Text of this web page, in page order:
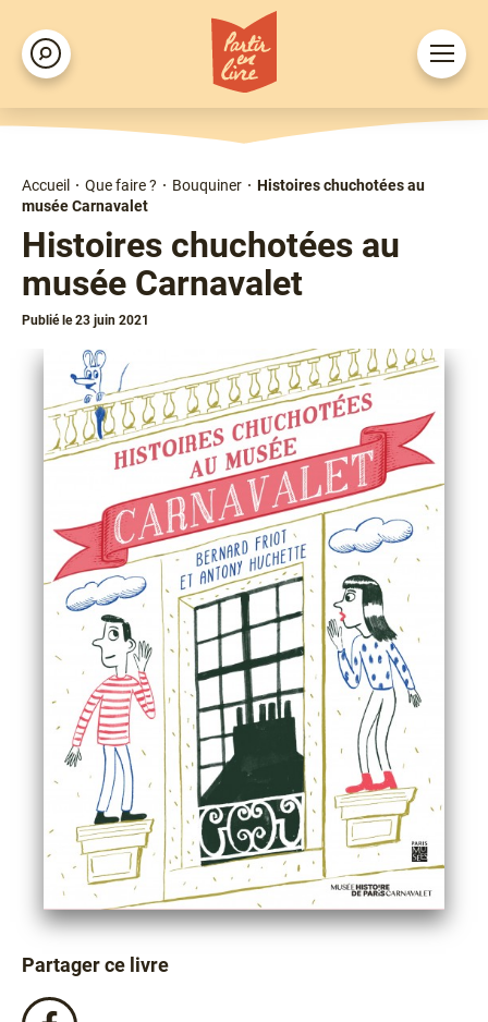
Aller
au
contenu
principal
Rechercher
Ouvrir
le
d'Ariane
Accueil Que faire ? Bouquiner
Histoires chuchotées au
musée Carnavalet
Histoires chuchotées au
musée Carnavalet
Publié le 23 juin 2021
Partager ce livre